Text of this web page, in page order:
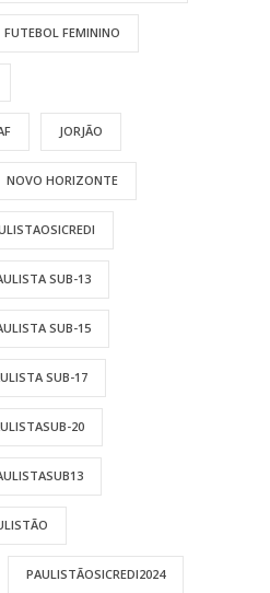
FUTEBOL FEMININO
JORJÃO
NOVO HORIZONTE
SUB-13
SUB-15
SUB-17
20
PAULISTÃOSICREDI2024